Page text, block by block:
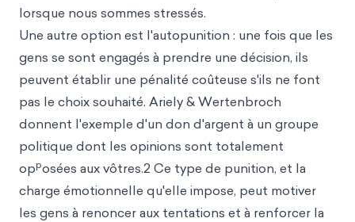
lorsque nous sommes stressés.
Une autre option est l'autopunition : une fois que les
gens se sont engagés à prendre une décision, ils
peuvent établir une pénalité coûteuse s'ils ne font
pas le choix souhaité. Ariely & Wertenbroch
donnent l'exemple d'un don d'argent à un groupe
politique dont les opinions sont totalement
opposées aux vôtres.2 Ce type de punition, et la
charge émotionnelle qu'elle impose, peut motiver
les gens à renoncer aux tentations et à renforcer la